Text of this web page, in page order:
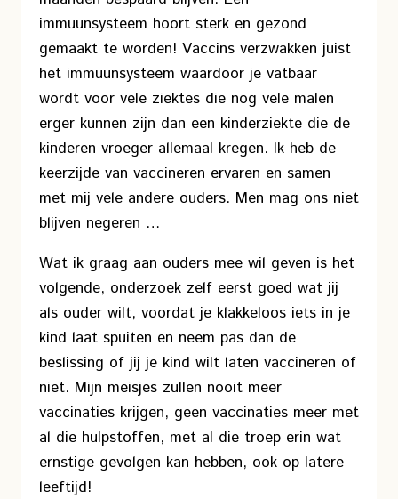
immuunsysteem hoort sterk en gezond
gemaakt te worden! Vaccins verzwakken juist
het immuunsysteem waardoor je vatbaar
wordt voor vele ziektes die nog vele malen
erger kunnen zijn dan een kinderziekte die de
kinderen vroeger allemaal kregen. Ik heb de
keerzijde van vaccineren ervaren en samen
met mij vele andere ouders. Men mag ons niet
blijven negeren …
Wat ik graag aan ouders mee wil geven is het
volgende, onderzoek zelf eerst goed wat jij
als ouder wilt, voordat je klakkeloos iets in je
kind laat spuiten en neem pas dan de
beslissing of jij je kind wilt laten vaccineren of
niet. Mijn meisjes zullen nooit meer
vaccinaties krijgen, geen vaccinaties meer met
al die hulpstoffen, met al die troep erin wat
ernstige gevolgen kan hebben, ook op latere
leeftijd!